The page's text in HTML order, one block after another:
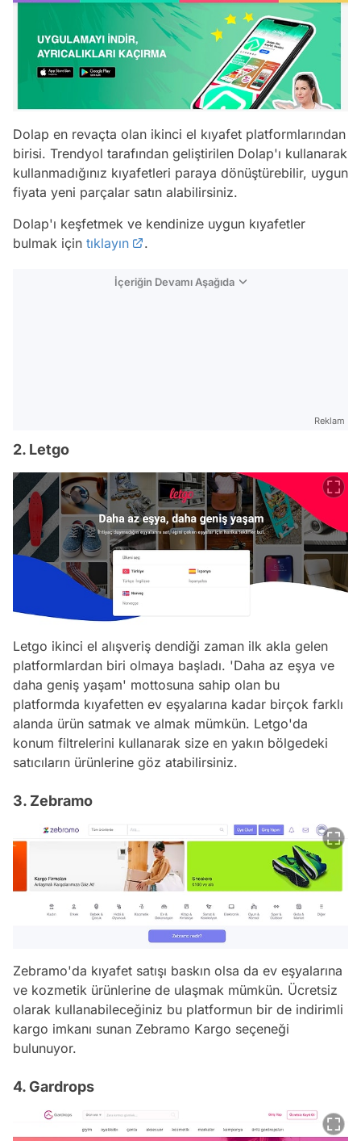
Dolap en revaçta olan ikinci el kıyafet platformlarından
birisi. Trendyol tarafından geliştirilen Dolap'ı kullanarak
kullanmadığınız kıyafetleri paraya dönüştürebilir, uygun
fiyata yeni parçalar satın alabilirsiniz.
Dolap'ı keşfetmek ve kendinize uygun kıyafetler
bulmak için tıklayın .
İçeriğin Devamı Aşağıda
Reklam
2. Letgo
Letgo ikinci el alışveriş dendiği zaman ilk akla gelen
platformlardan biri olmaya başladı. 'Daha az eşya ve
daha geniş yaşam' mottosuna sahip olan bu
platformda kıyafetten ev eşyalarına kadar birçok farklı
alanda ürün satmak ve almak mümkün. Letgo'da
konum filtrelerini kullanarak size en yakın bölgedeki
satıcıların ürünlerine göz atabilirsiniz.
3. Zebramo
Zebramo'da kıyafet satışı baskın olsa da ev eşyalarına
ve kozmetik ürünlerine de ulaşmak mümkün. Ücretsiz
olarak kullanabileceğiniz bu platformun bir de indirimli
kargo imkanı sunan Zebramo Kargo seçeneği
bulunuyor.
4. Gardrops